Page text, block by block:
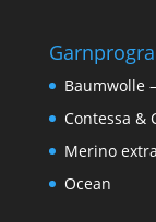
Baumwolle
Contessa &
Merino
Ocean